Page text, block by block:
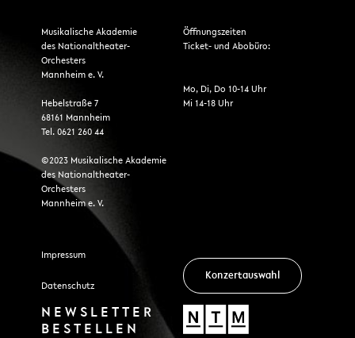
Musikalische Akademie
des Nationaltheater-
Orchesters
Mannheim e. V.
Hebelstraße 7
68161 Mannheim
Tel. 0621 260 44
©2023 Musikalische Akademie
des Nationaltheater-
Orchesters
Mannheim e. V.
Impressum
Datenschutz
Öffnungszeiten
Ticket- und Abobüro:
Mo, Di, Do 10-14 Uhr
Mi 14-18 Uhr
Konzertauswahl
NEWSLETTER
BESTELLEN